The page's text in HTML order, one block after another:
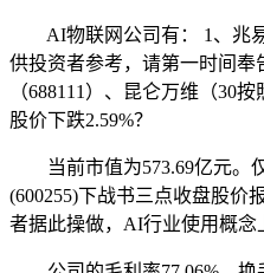
AI物联网公司有： 1、兆易
供投资者参考，请第一时间奉
（688111）、昆仑万维（30
股价下跌2.59%？
当前市值为573.69亿元。仅
(600255)下战书三点收盘股价
者据此操做，AI行业使用概念